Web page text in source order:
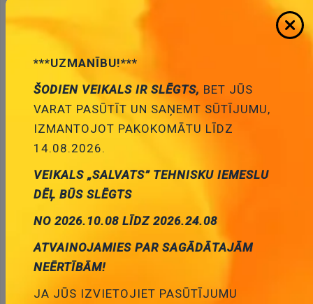
atšķirties no priekšmeta reāla izskata. Bet galvenās īpašības ir
MC3486N Mikroshēma, DIP16
Cena:0.68 €
Noliktavas stāvoklis:
1
Daudzums:
Pievienot grozam
***UZMANĪBU!***
ŠODIEN VEIKALS IR SLĒGTS, BET JŪS
VARAT PASŪTĪT UN SAŅEMT SŪTĪJUMU,
IZMANTOJOT PAKOKOMĀTU LĪDZ
14.08.2026.
VEIKALS „SALVATS” TEHNISKU IEMESLU
DĒĻ BŪS SLĒGTS
NO 2026.10.08 LĪDZ 2026.24.08
ATVAINOJAMIES PAR SAGĀDĀTAJĀM
NEĒRTĪBĀM!
JA JŪS IZVIETOJIET PASŪTĪJUMU